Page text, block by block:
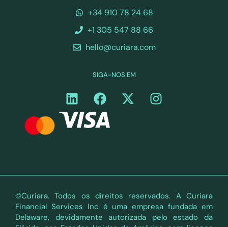
+34 910 78 24 68
+1 305 547 88 66
hello@curiara.com
SIGA-NOS EM
©Curiara. Todos os direitos reservados. A Curiara
Financial Services Inc é uma empresa fundada em
Delaware, devidamente autorizada pelo estado da